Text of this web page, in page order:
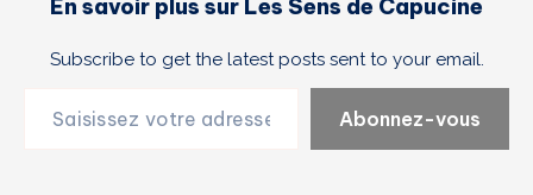
En savoir plus sur Les Sens de Capucine
Subscribe to get the latest posts sent to your email.
Abonnez-vous